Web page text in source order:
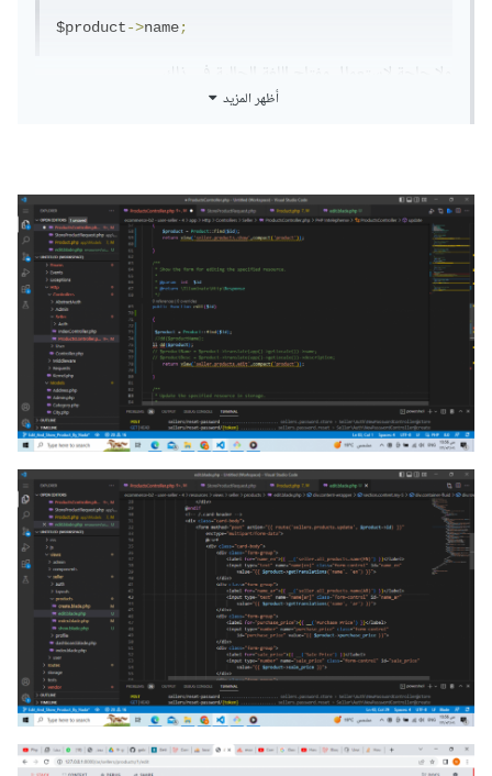
$product->name;
ولا حاجة لاستعمال مفتاح اللغة الحالية في ذلك.
$product->getTranslation('name', 'en');
أما عن السياق الذي تستخدمينه في جلب الترجمات أو وضعها فهو
سياق لا يختص بالحزمة التي تستعملينها، فالتوابع الموصوفة
موجودة في حزمة laravel-translatable من Astrotomic
في حين أن السياق المطلوب هو ذلك الخاص ب laravel-
translatble من spatie. والتوابع الموصوفة في الأولى تختلف
عن دلالة استخدامها في الثانية وهو ما ينتج المشكلة التي تحدث
معك بطبيعة الحال.
تعرفي على الفروقات ما بينهما عن طريق توثيقاتهما الرسمية:
Astrotomic / laravel-translatable
spatie/laravel-translatable
أظهر المزيد